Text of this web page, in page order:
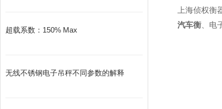
超载系数：150% Max
无线不锈钢电子吊秤不同参数的解释
上海侦权
汽车衡 、